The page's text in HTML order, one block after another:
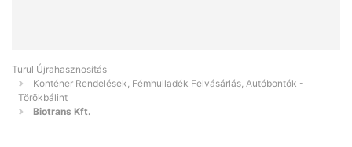
Turul Újrahasznosítás
Konténer Rendelések, Fémhulladék Felvásárlás, Autóbontók -
Törökbálint
Biotrans Kft.